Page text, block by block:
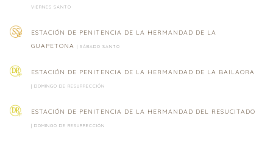
VIERNES SANTO
ESTACIÓN DE PENITENCIA DE LA HERMANDAD DE LA
GUAPETONA | SÁBADO SANTO
ESTACIÓN DE PENITENCIA DE LA HERMANDAD DE LA BAILAORA
| DOMINGO DE RESURRECCIÓN
ESTACIÓN DE PENITENCIA DE LA HERMANDAD DEL RESUCITADO
| DOMINGO DE RESURRECCIÓN